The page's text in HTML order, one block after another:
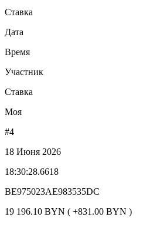
Ставка
Дата
Время
Участник
Ставка
Моя
#4
18 Июня 2026
18:30:28.6618
BE975023AE983535DC
19 196.10 BYN ( +831.00 BYN )